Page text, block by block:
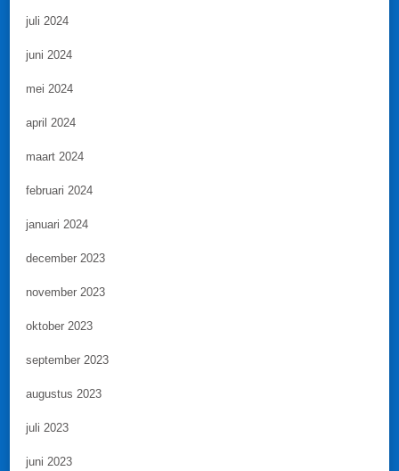
juli 2024
juni 2024
mei 2024
april 2024
maart 2024
februari 2024
januari 2024
december 2023
november 2023
oktober 2023
september 2023
augustus 2023
juli 2023
juni 2023